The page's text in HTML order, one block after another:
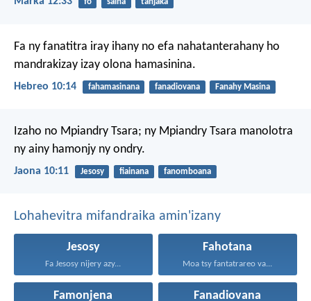
fo saina tanjaka
Fa ny fanatitra iray ihany no efa nahatanterahany ho
mandrakizay izay olona hamasinina.
Hebreo 10:14 fahamasinana fanadiovana Fanahy Masina
Izaho no Mpiandry Tsara; ny Mpiandry Tsara manolotra
ny ainy hamonjy ny ondry.
Jaona 10:11 Jesosy fiainana fanomboana
Lohahevitra mifandraika amin'izany
Jesosy
Fa Jesosy nijery azy...
Fahotana
Moa tsy fantatrareo va...
Famonjena Fanadiovana